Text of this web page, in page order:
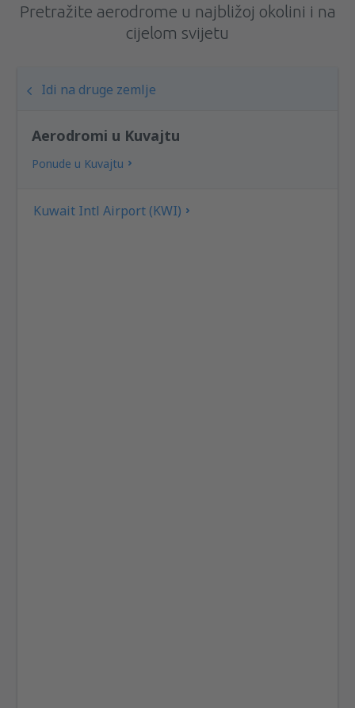
Pretražite aerodrome u najbližoj okolini i na
cijelom svijetu
Idi na druge zemlje
Aerodromi u Kuvajtu
Ponude u Kuvajtu
Kuwait Intl Airport (KWI)